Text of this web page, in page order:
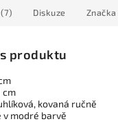
Diskuze Značka
produktu
cm
kovaná ručně
v modré barvě